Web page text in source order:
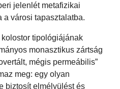
jelenlét metafizikai
városi tapasztalatba.
tipológiájának
monasztikus zártság
mégis permeábilis”
meg: egy olyan
biztosít elmélyülést és